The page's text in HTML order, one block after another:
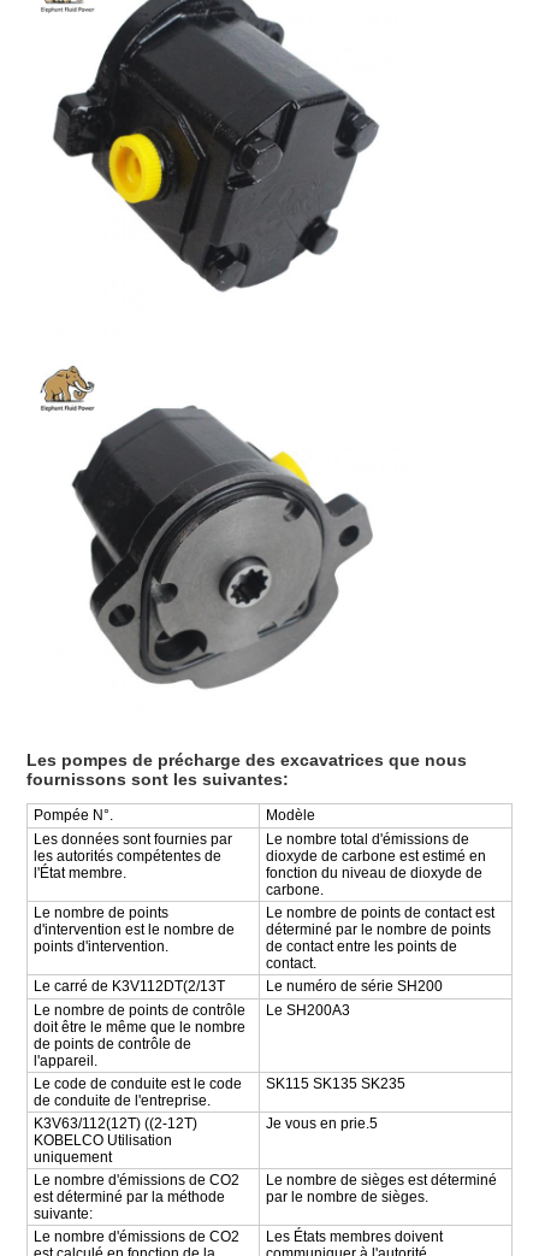
Les pompes de précharge des excavatrices que nous
fournissons sont les suivantes:
Pompée N°.
Modèle
Les données sont fournies par
les autorités compétentes de
l'État membre.
Le nombre total d'émissions de
dioxyde de carbone est estimé en
fonction du niveau de dioxyde de
carbone.
Le nombre de points
d'intervention est le nombre de
points d'intervention.
Le nombre de points de contact est
déterminé par le nombre de points
de contact entre les points de
contact.
Le carré de K3V112DT(2/13T
Le numéro de série SH200
Le nombre de points de contrôle
doit être le même que le nombre
de points de contrôle de
l'appareil.
Le SH200A3
Le code de conduite est le code
de conduite de l'entreprise.
SK115 SK135 SK235
K3V63/112(12T) ((2-12T)
KOBELCO Utilisation
uniquement
Je vous en prie.5
Le nombre d'émissions de CO2
est déterminé par la méthode
suivante:
Le nombre de sièges est déterminé
par le nombre de sièges.
Le nombre d'émissions de CO2
Les États membres doivent